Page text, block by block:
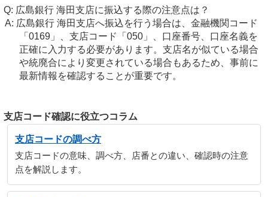
広島銀行 海田支店に振込する際の注意点は？
広島銀行 海田支店へ振込を行う場合は、金融機関コード
「0169」、支店コード「050」、口座番号、口座名義を
正確に入力する必要があります。支店名が似ている場合
や統廃合により変更されている場合もあるため、事前に
最新情報を確認することが重要です。
支店コード確認に役立つコラム
支店コードの調べ方
支店コードの意味、調べ方、店番との違い、確認時の注意
点を解説します。